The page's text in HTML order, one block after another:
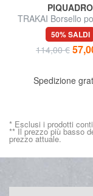
PIQUADRO
TRAKAI Borsello
mini
50% SALDI
114,00 €
Spedizione
* Esclusi i prodotti
** Il prezzo più basso
prezzo attuale.